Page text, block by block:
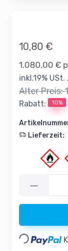
10,80 €
1.080,00 €
inkl.19% USt.
Alter Preis:
Rabatt: 10%
Lieferzeit:
—
Loading...